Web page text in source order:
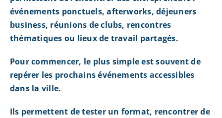
événements ponctuels, afterworks, déjeuners
business, réunions de clubs, rencontres
thématiques ou lieux de travail partagés.
Pour commencer, le plus simple est souvent de
repérer les prochains événements accessibles
dans la ville.
Ils permettent de tester un format, rencontrer de